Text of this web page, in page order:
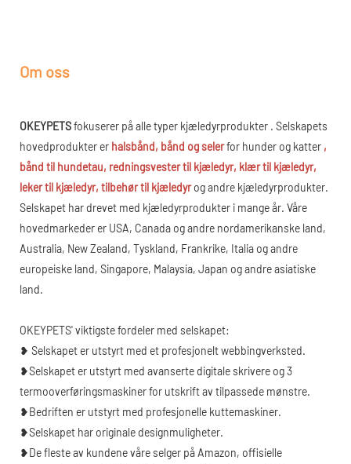
Om oss
OKEYPETSfokuserer på alle typer kjæledyrprodukter . Selskapets
hovedprodukter er halsbånd, bånd og selerfor hunder og katter ,
bånd til hundetau, redningsvester til kjæledyr, klær til kjæledyr,
leker til kjæledyr, tilbehør til kjæledyrog andre kjæledyrprodukter.
Selskapet har drevet med kjæledyrprodukter i mange år. Våre
hovedmarkeder er USA, Canada og andre nordamerikanske land,
Australia, New Zealand, Tyskland, Frankrike, Italia og andre
europeiske land, Singapore, Malaysia, Japan og andre asiatiske
land.
OKEYPETS' viktigste fordeler med selskapet:
❥ Selskapet er utstyrt med et profesjonelt webbingverksted.
❥Selskapet er utstyrt med avanserte digitale skrivere og 3
termooverføringsmaskiner for utskrift av tilpassede mønstre.
❥Bedriften er utstyrt med profesjonelle kuttemaskiner.
❥Selskapet har originale designmuligheter.
❥De fleste av kundene våre selger på Amazon, offisielle